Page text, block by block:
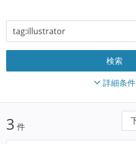
詳細条件
3 件